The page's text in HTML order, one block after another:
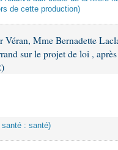
de cette production)
Mme Bernadette
sur le projet de loi ,
: santé)